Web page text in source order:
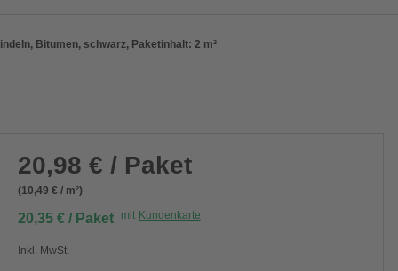
Bitumen, schwarz, Paketinhalt: 2 m²
20,98 € / Paket
(10,49 € / m²)
20,35 € / Paket mit Kundenkarte
Inkl. MwSt.